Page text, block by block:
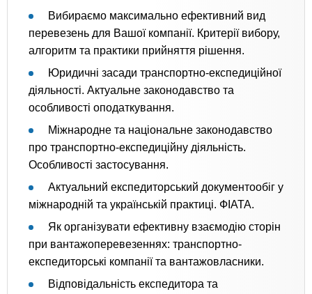
Вибираємо максимально ефективний вид
перевезень для Вашої компанії. Критерії вибору,
алгоритм та практики прийняття рішення.
Юридичні засади транспортно-експедиційної
діяльності. Актуальне законодавство та
особливості оподаткування.
Міжнародне та національне законодавство
про транспортно-експедиційну діяльність.
Особливості застосування.
Актуальний експедиторський документообіг у
міжнародній та українській практиці. ФІАТА.
Як організувати ефективну взаємодію сторін
при вантажоперевезеннях: транспортно-
експедиторські компанії та вантажовласники.
Відповідальність експедитора та